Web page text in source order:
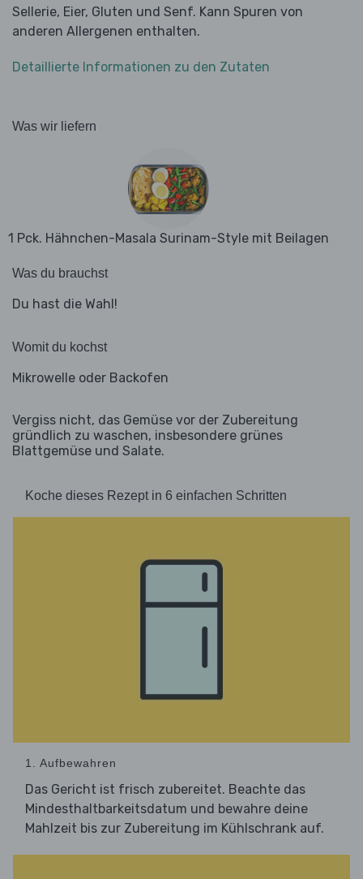
Sellerie, Eier, Gluten und Senf. Kann Spuren von
anderen Allergenen enthalten.
Detaillierte Informationen zu den Zutaten
Was wir liefern
1 Pck. Hähnchen-Masala Surinam-Style mit Beilagen
Was du brauchst
Du hast die Wahl!
Womit du kochst
Mikrowelle oder Backofen
Vergiss nicht, das Gemüse vor der Zubereitung
gründlich zu waschen, insbesondere grünes
Blattgemüse und Salate.
Koche dieses Rezept in 6 einfachen Schritten
1. Aufbewahren
Das Gericht ist frisch zubereitet. Beachte das
Mindesthaltbarkeitsdatum und bewahre deine
Mahlzeit bis zur Zubereitung im Kühlschrank auf.